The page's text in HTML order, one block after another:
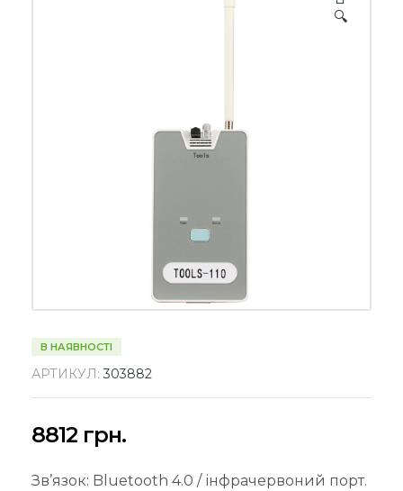
🔍
В НАЯВНОСТІ
АРТИКУЛ: 303882
8812 грн.
Зв’язок: Bluetooth 4.0 / інфрачервоний порт.